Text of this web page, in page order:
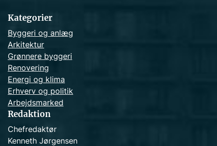
Kategorier
Byggeri og anlæg
Arkitektur
Grønnere byggeri
Renovering
Energi og klima
Erhverv og politik
Arbejdsmarked
Redaktion
Chefredaktør
Kenneth Jørgensen